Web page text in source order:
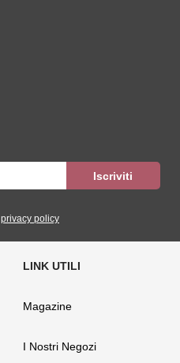
privacy policy
Magazine
I Nostri Negozi